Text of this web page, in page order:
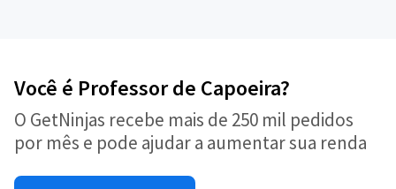
Você é Professor de Capoeira?
O GetNinjas recebe mais de 250 mil pedidos
por mês e pode ajudar a aumentar sua renda